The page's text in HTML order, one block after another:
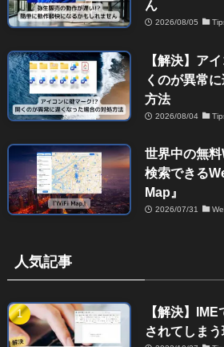
ん
2026/08/05
【解決】ア
くのが異常
方法
2026/08/04
世界中の無
検索できる
Map』
2026/07/31
人気記事
【解決】
されてしま